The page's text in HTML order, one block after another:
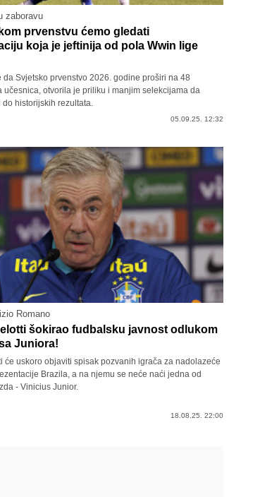
zaboravu
prvenstvu ćemo gledati
koja je jeftinija od pola Wwin lige
da Svjetsko prvenstvo 2026. godine proširi na 48
učesnica, otvorila je priliku i manjim selekcijama da
historijskih rezultata.
05.09.25. 12:32
Romano
šokirao fudbalsku javnost odlukom
Juniora!
će uskoro objaviti spisak pozvanih igrača za nadolazeće
Brazila, a na njemu se neće naći jedna od
- Vinicius Junior.
18.08.25. 22:00